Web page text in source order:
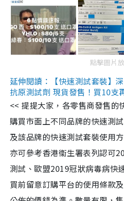
點擊圖片
延伸閱讀：【快速測試套裝】
抗原測試劑 現貨發售！買10支
<< 提提大家，各零售商發售的
購買市面上不同品牌的快速測
及該品牌的快速測試套裝使用
亦可參考香港衞生署表列認可
測試、歐盟2019冠狀病毒病快
買前留意訂購平台的使用條款